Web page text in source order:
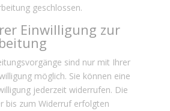
geschlossen.
Einwilligung zur
sind nur mit Ihrer
möglich. Sie können eine
jederzeit widerrufen. Die
bis zum Widerruf erfolgten